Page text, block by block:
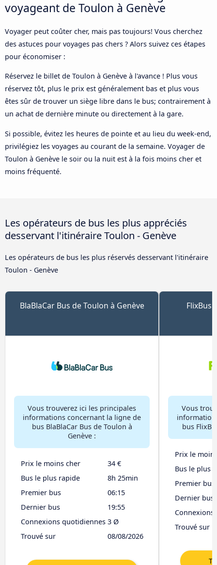
voyageant de Toulon à Genève
Voyager peut coûter cher, mais pas toujours! Vous cherchez
des astuces pour voyages pas chers ? Alors suivez ces étapes
pour économiser :
Réservez le billet de Toulon à Genève à l'avance ! Plus vous
réservez tôt, plus le prix est généralement bas et plus vous
êtes sûr de trouver un siège libre dans le bus; contrairement à
un achat de dernière minute ou directement à la gare.
Si possible, évitez les heures de pointe et au lieu du week-end,
privilégiez les voyages au courant de la semaine. Voyager de
Toulon à Genève le soir ou la nuit est à la fois moins cher et
moins fréquenté.
Les opérateurs de bus les plus appréciés
desservant l'itinéraire Toulon - Genève
Les opérateurs de bus les plus réservés desservant l'itinéraire
Toulon - Genève
BlaBlaCar Bus de Toulon à Genève
Vous trouverez ici les principales
informations concernant la ligne de
bus BlaBlaCar Bus de Toulon à
Genève :
Prix le moins cher
34 €
Bus le plus rapide
8h 25min
Premier bus
06:15
Dernier bus
19:55
Connexions quotidiennes 3 Ø
Trouvé sur
08/08/2026
FlixBus
Vous
bus
Prix le
Bus le plus
Premier bus
Dernier bus
Trouvé sur